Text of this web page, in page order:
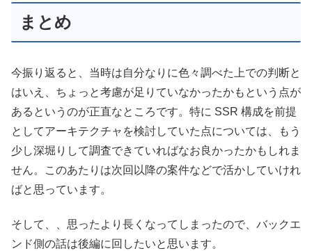
まとめ
今振り返ると、当時は自分なりに色々調べた上での判断と
はいえ、ちょっと考慮が足りていなかったかもという点が
あるというのが正直なところです。特に SSR 構成を前提
としてアーキテクチャを検討していた点については、もう
少し深堀りして調査できていればなお良かったかもしれま
せん。このあたりは次回以降の案件などで活かしていけれ
ばと思っています。
そして、、思ったより長くなってしまったので、バックエ
ンド側の話は後編に回したいと思います。